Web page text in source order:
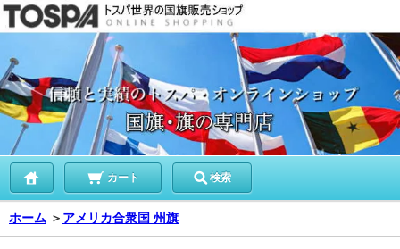
カート 検索
ホーム ＞ アメリカ合衆国 州旗